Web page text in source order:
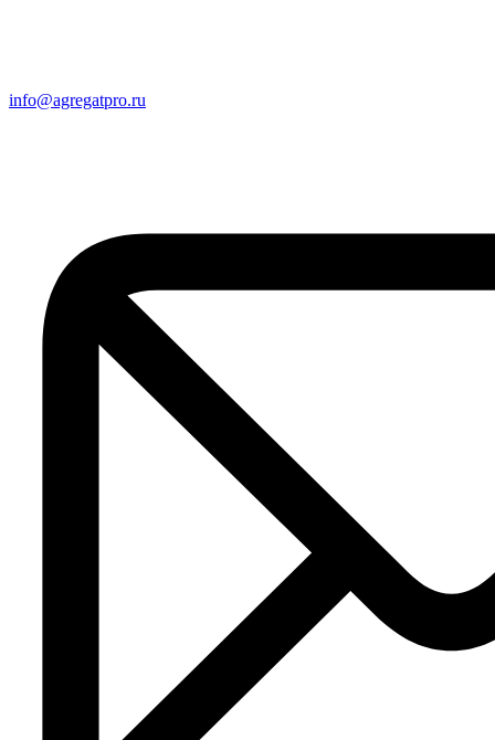
info@agregatpro.ru